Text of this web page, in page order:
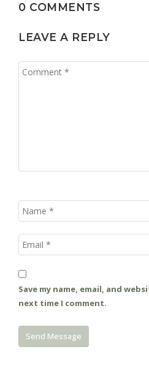
0 COMMENTS
LEAVE A REPLY
Save my name, email, and
next time I comment.